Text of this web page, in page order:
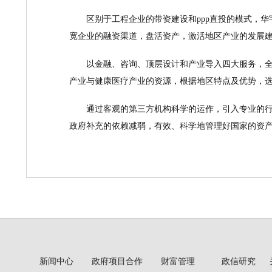
区别于工程企业的带资建设和ppp直投的模式，
宽企业的融资渠道，盘活资产，激活地区产业的发展
以金融、咨询、顶层设计和产业导入四大服务，
产业与健康医疗产业的资源，根据地区特点及优势，
通过客观的第三方机构科学的运作，引入专业的
政府补充的依赖减弱，有效、科学地管理好国家的资
新闻中心 政府项目合作 财富管理 政信研究